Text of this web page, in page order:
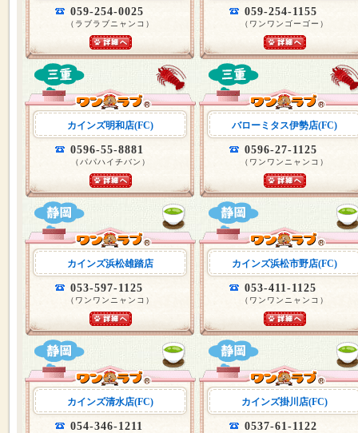
059-254-0025
（ラブラブニャンコ）
059-254-1155
（ワンワンゴーゴー）
カインズ明和店(FC)
0596-55-8881
（パパハイチバン）
バローミタス伊勢店(FC)
0596-27-1125
（ワンワンニャンコ）
カインズ浜松雄踏店
053-597-1125
（ワンワンニャンコ）
カインズ浜松市野店(FC)
053-411-1125
（ワンワンニャンコ）
カインズ清水店(FC)
054-346-1211
カインズ掛川店(FC)
0537-61-1122